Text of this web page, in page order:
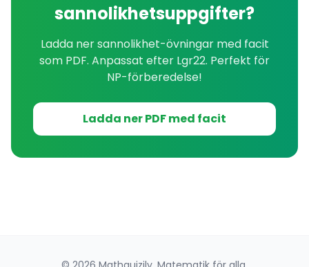
sannolikhetsuppgifter?
Ladda nersannolikhet-övningar med facit
som PDF. Anpassat efter Lgr22. Perfekt för
NP-förberedelse!
Ladda ner PDF med facit